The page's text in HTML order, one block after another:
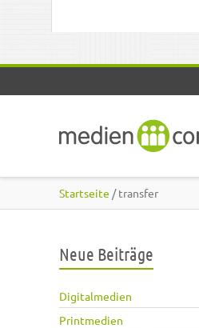
Startseite / transfer
Neue Beiträge
Digitalmedien
Printmedien